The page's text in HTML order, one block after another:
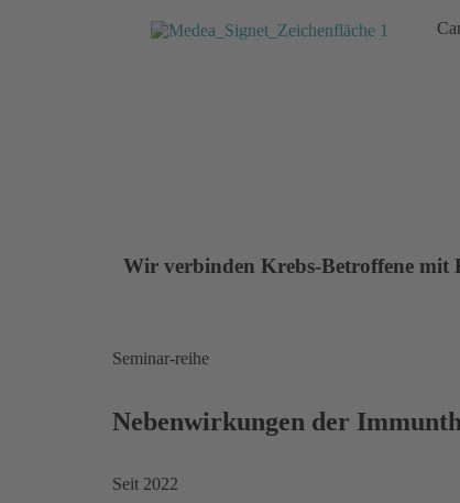
Wir verbinden Krebs-Betroffene mit
Seminar-reihe
Nebenwirkungen der
Seit 2022